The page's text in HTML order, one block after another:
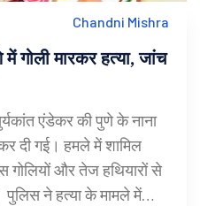
Chandni Mishra
में गोली मारकर हत्या, जांच
एंडेकर की पुणे के नाना
दी गई। हमले में शामिल
गोलियों और तेज हथियारों से
पुलिस ने हत्या के मामले में